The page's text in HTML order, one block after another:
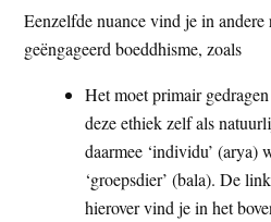
Eenzelfde nuance vind je in
geëngageerd boeddhisme, zoals
Het moet primair
deze ethiek zelf als
daarmee ‘individu’ (arya)
‘groepsdier’ (bala). De
hierover vind je in het